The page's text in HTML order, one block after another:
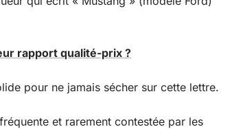
rapport qualité-prix ?
pour ne jamais sécher sur cette lettre.
et rarement contestée par les